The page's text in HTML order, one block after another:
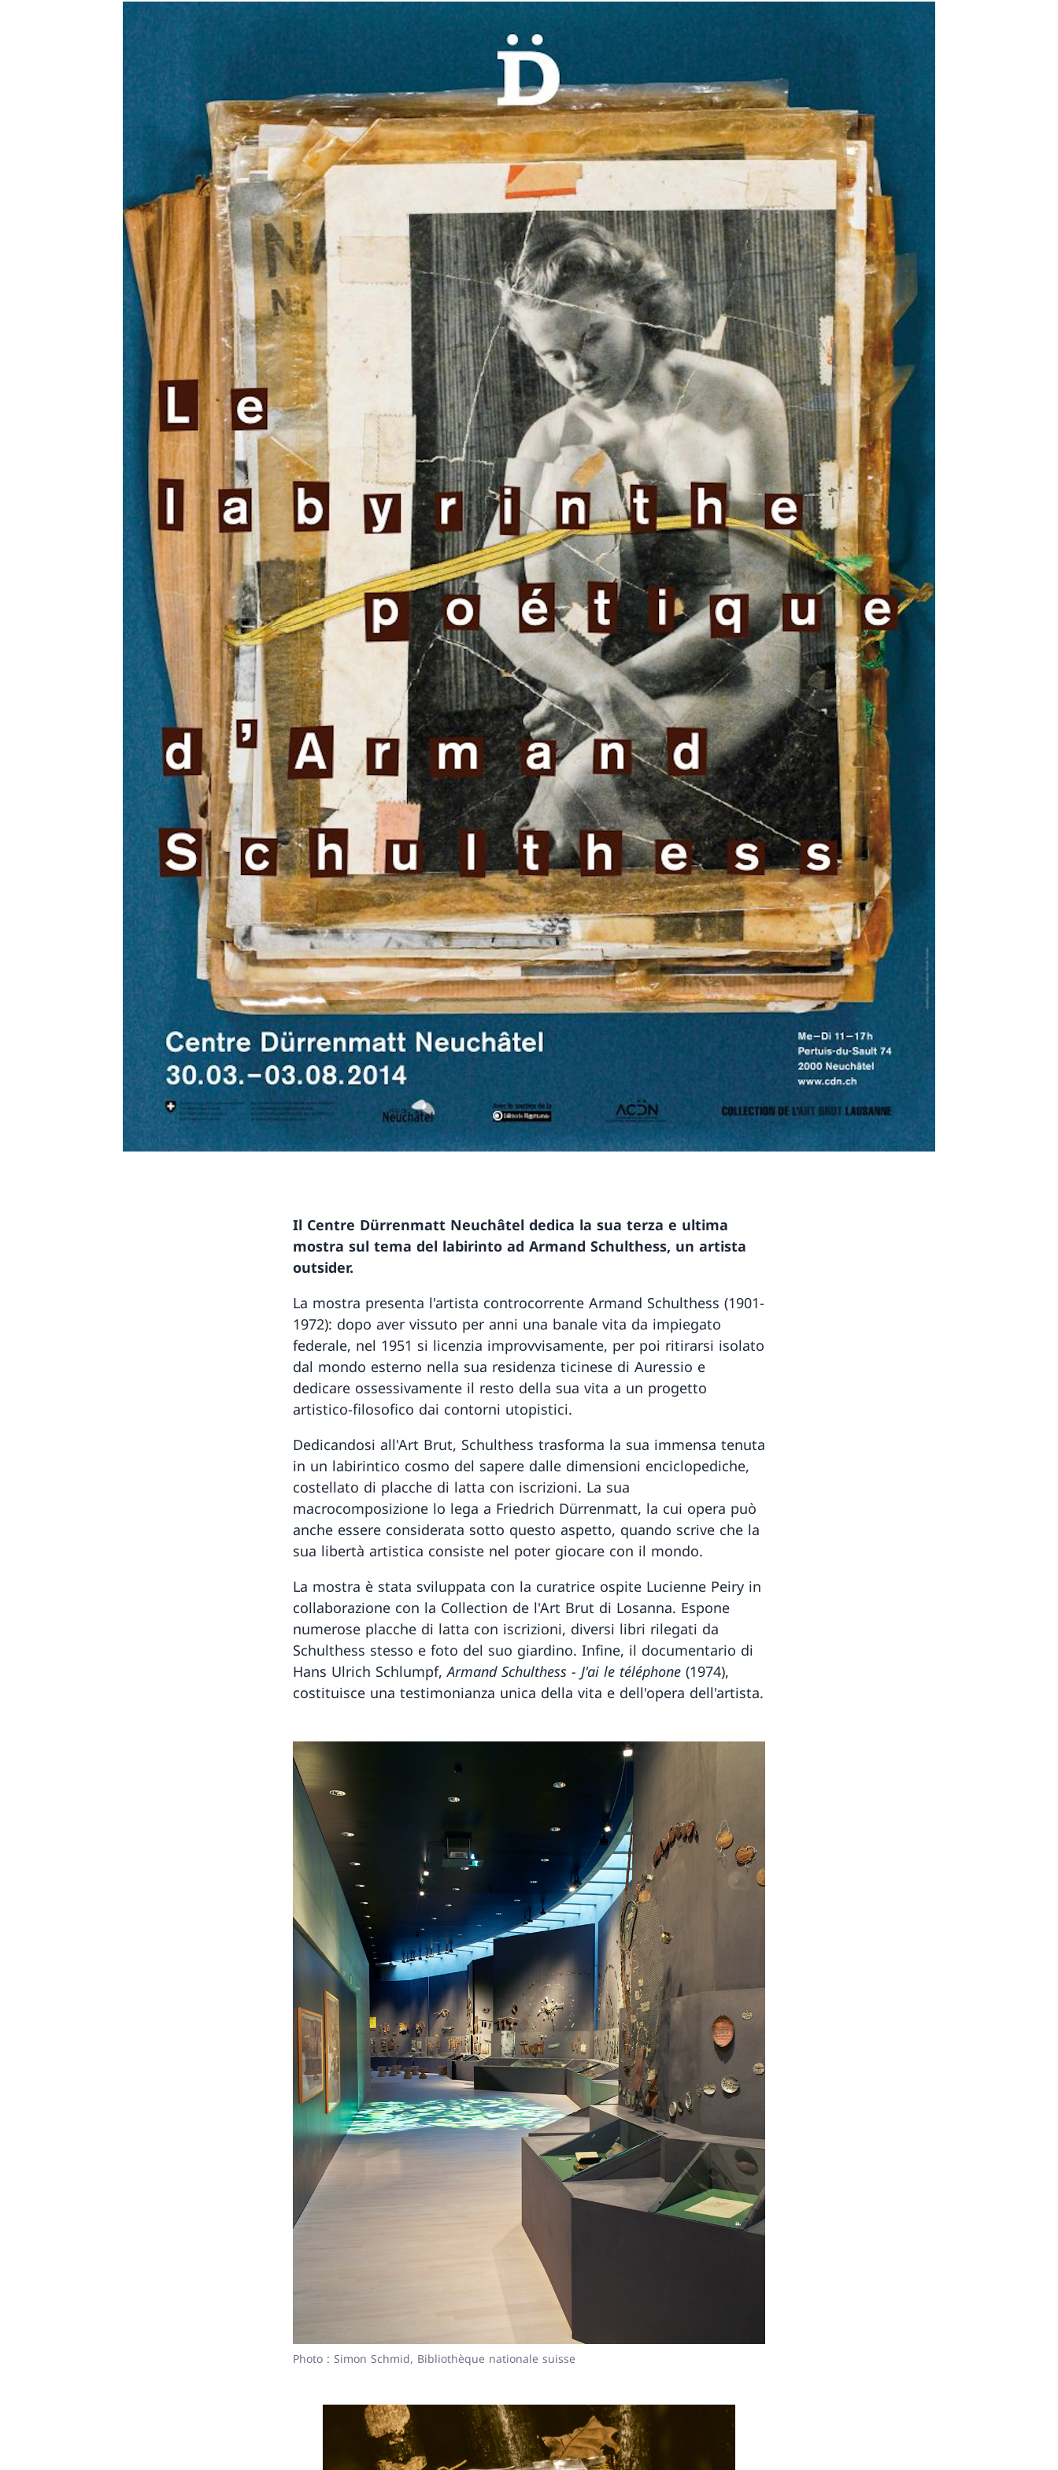
Il Centre Dürrenmatt Neuchâtel dedica la sua terza e ultima
mostra sul tema del labirinto ad Armand Schulthess, un artista
outsider.
La mostra presenta l'artista controcorrente Armand Schulthess (1901-
1972): dopo aver vissuto per anni una banale vita da impiegato
federale, nel 1951 si licenzia improvvisamente, per poi ritirarsi isolato
dal mondo esterno nella sua residenza ticinese di Auressio e
dedicare ossessivamente il resto della sua vita a un progetto
artistico-filosofico dai contorni utopistici.
Dedicandosi all'Art Brut, Schulthess trasforma la sua immensa tenuta
in un labirintico cosmo del sapere dalle dimensioni enciclopediche,
costellato di placche di latta con iscrizioni. La sua
macrocomposizione lo lega a Friedrich Dürrenmatt, la cui opera può
anche essere considerata sotto questo aspetto, quando scrive che la
sua libertà artistica consiste nel poter giocare con il mondo.
La mostra è stata sviluppata con la curatrice ospite Lucienne Peiry in
collaborazione con la Collection de l'Art Brut di Losanna. Espone
numerose placche di latta con iscrizioni, diversi libri rilegati da
Schulthess stesso e foto del suo giardino. Infine, il documentario di
Hans Ulrich Schlumpf,Armand Schulthess - J'ai le téléphone (1974),
costituisce una testimonianza unica della vita e dell'opera dell'artista.
Photo : Simon Schmid, Bibliothèque nationale suisse